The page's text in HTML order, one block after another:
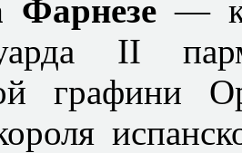
Фарнезе—
II
графини